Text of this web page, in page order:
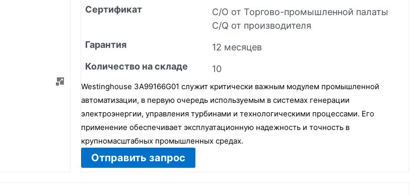
Сертификат
C/O от Торгово-промышленной палаты
C/Q от производителя
Гарантия
12 месяцев
Количество на складе
10
Westinghouse 3A99166G01 служит критически важным модулем промышленной
автоматизации, в первую очередь используемым в системах генерации
электроэнергии, управления турбинами и технологическими процессами. Его
применение обеспечивает эксплуатационную надежность и точность в
крупномасштабных промышленных средах.
Отправить запрос